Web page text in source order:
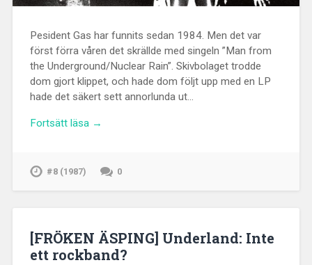
Pesident Gas har funnits sedan 1984. Men det var
först förra våren det skrällde med singeln ”Man from
the Underground/Nuclear Rain”. Skivbolaget trodde
dom gjort klippet, och hade dom följt upp med en LP
hade det säkert sett annorlunda ut…
Fortsätt läsa →
#8 (1987) 0
[FRÖKEN ÄSPING] Underland: Inte
ett rockband?